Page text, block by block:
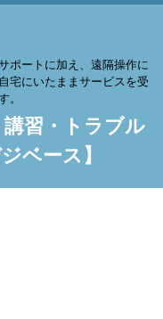
ポートに加え、遠隔操作に
宅にいたままサービスを受
。
習・トラブル
ベース】